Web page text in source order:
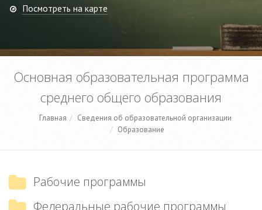
Посмотреть на карте
Основная образовательная программа
среднего общего образования
Главная
Сведения об образовательной организации
Образование
Рабочие программы
Федеральные рабочие программы